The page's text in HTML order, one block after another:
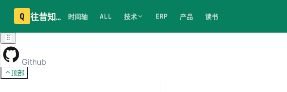
Q 往昔知识库 时间轴 ALL 技术 ERP 产品 读书
Github
顶部